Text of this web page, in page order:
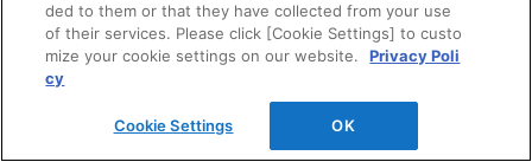
建築・設計関係者様向けサイト
ユーザー登録サービス
WEB見積システム
ded to them or that they have collected from your use
of their services. Please click [Cookie Settings] to custo
mize your cookie settings on our website.
Privacy Poli
cy
Cookie Settings OK